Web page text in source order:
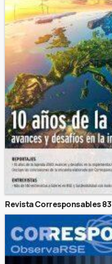
Revista Corresponsables 83